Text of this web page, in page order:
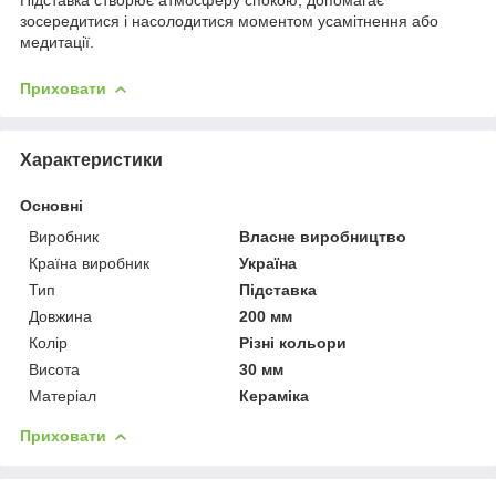
зосередитися і насолодитися моментом усамітнення або
медитації.
Приховати
Характеристики
Основні
Виробник
Власне виробництво
Країна виробник
Україна
Тип
Підставка
Довжина
200 мм
Колір
Різні кольори
Висота
30 мм
Матеріал
Кераміка
Приховати